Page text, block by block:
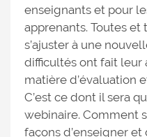
enseignants et pour
apprenants. Toutes
s’ajuster à une
difficultés ont fait leur
matière d’évaluation
C’est ce dont il sera
webinaire. Comment
façons d’enseigner